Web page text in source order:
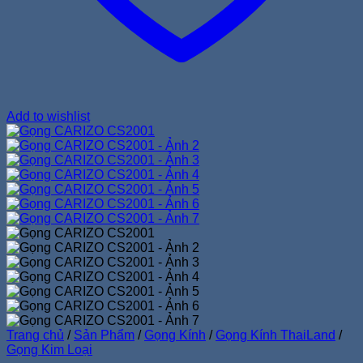
Add to wishlist
Trang chủ / Sản Phẩm / Gọng Kính / Gọng Kính ThaiLand /
Gọng Kim Loại